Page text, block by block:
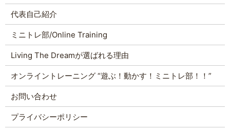
代表自己紹介
ミニトレ部/Online Training
Living The Dreamが選ばれる理由
オンライントレーニング “遊ぶ！動かす！ミニトレ部！！”
お問い合わせ
プライバシーポリシー